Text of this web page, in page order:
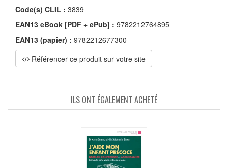
Code(s) CLIL : 3839
EAN13 eBook [PDF + ePub] : 9782212764895
EAN13 (papier) : 9782212677300
Référencer ce produit sur votre site
ILS ONT ÉGALEMENT ACHETÉ